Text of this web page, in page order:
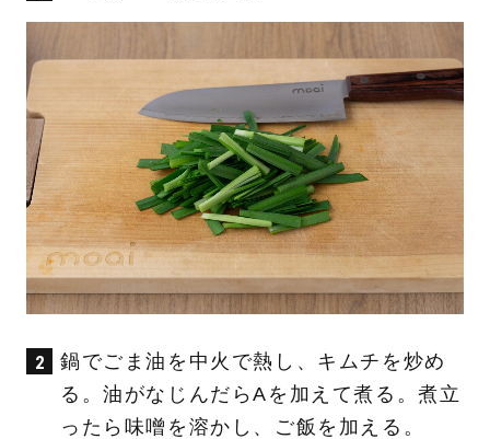
鍋でごま油を中火で熱し、キムチを炒め
る。油がなじんだらAを加えて煮る。煮立
ったら味噌を溶かし、ご飯を加える。